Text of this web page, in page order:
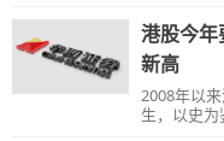
港股今
新高
2008年以
生，以史